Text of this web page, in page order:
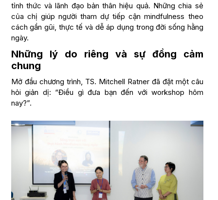
tỉnh thức và lãnh đạo bản thân hiệu quả. Những chia sẻ
của chị giúp người tham dự tiếp cận mindfulness theo
cách gần gũi, thực tế và dễ áp dụng trong đời sống hằng
ngày.
Những lý do riêng và sự đồng cảm
chung
Mở đầu chương trình, TS. Mitchell Ratner đã đặt một câu
hỏi giản dị: “Điều gì đưa bạn đến với workshop hôm
nay?”.